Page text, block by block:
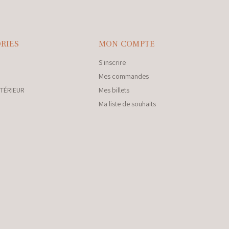
MON COMPTE
S'inscrire
Mes commandes
Mes billets
Ma liste de souhaits